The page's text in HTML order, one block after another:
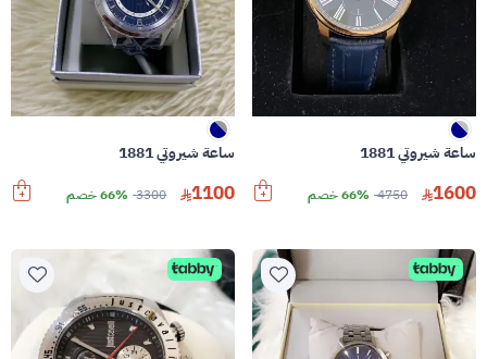
ساعة شيروتي 1881
1600
4750 66% خصم
ساعة شيروتي 1881
1100
3300 66% خصم